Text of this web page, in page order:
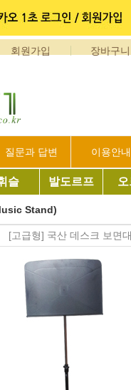
회원가입 장바구니
질문과 답변 이용안내
슬 발도르프
Stand)
[고급형] 국산 데스크 보면대